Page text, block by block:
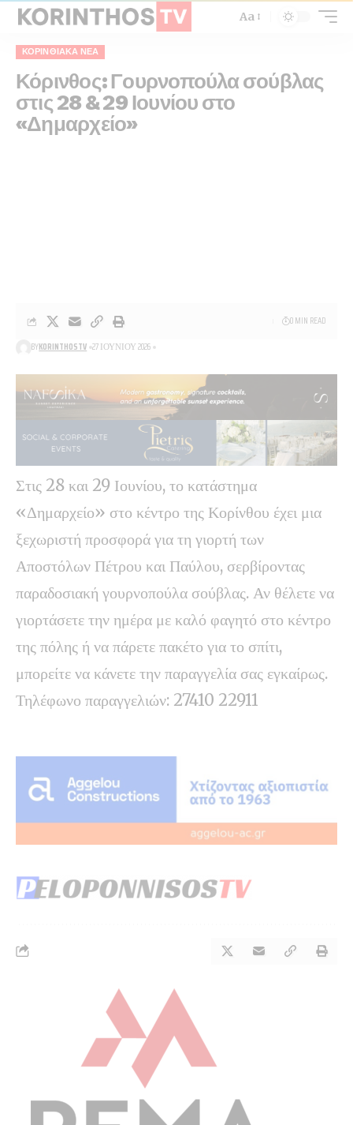
Aa
ΚΟΡΙΝΘΙΑΚΆ ΝΈΑ
Κόρινθος: Γουρνοπούλα σούβλας
στις 28 & 29 Ιουνίου στο
«Δημαρχείο»
BYKORINTHOSTV 27 ΙΟΥΝΊΟΥ 2026
0 MIN READ
Στις 28 και 29 Ιουνίου, το κατάστημα
«Δημαρχείο» στο κέντρο της Κορίνθου έχει μια
ξεχωριστή προσφορά για τη γιορτή των
Αποστόλων Πέτρου και Παύλου, σερβίροντας
παραδοσιακή γουρνοπούλα σούβλας. Αν θέλετε να
γιορτάσετε την ημέρα με καλό φαγητό στο κέντρο
της πόλης ή να πάρετε πακέτο για το σπίτι,
μπορείτε να κάνετε την παραγγελία σας εγκαίρως.
Τηλέφωνο παραγγελιών: 27410 22911